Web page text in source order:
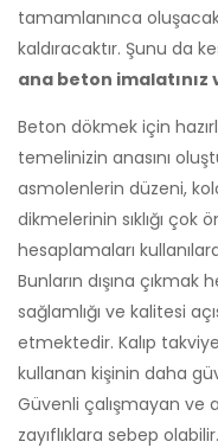
tamamlanınca
kaldıracaktır. Şunu da
ana beton
Beton dökmek için
temelinizin anasını
asmolenlerin düzeni,
dikmelerinin sıklığı
hesaplamaları
Bunların dışına
sağlamlığı ve kalitesi
etmektedir. Kalıp
kullanan kişinin daha
Güvenli çalışmayan
zayıflıklara sebep olabilir.